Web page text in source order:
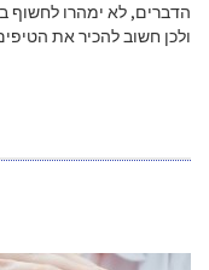
הדברים, לא ימהרו לחשוף
ולכן חשוב להכיר את